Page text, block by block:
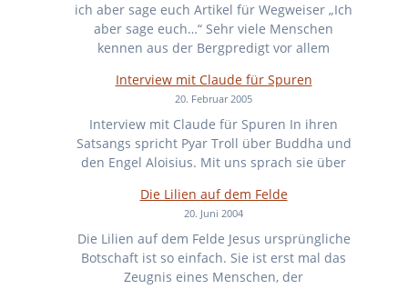
ich aber sage euch Artikel für Wegweiser „Ich
aber sage euch…“ Sehr viele Menschen
kennen aus der Bergpredigt vor allem
Interview mit Claude für Spuren
20. Februar 2005
Interview mit Claude für Spuren In ihren
Satsangs spricht Pyar Troll über Buddha und
den Engel Aloisius. Mit uns sprach sie über
Die Lilien auf dem Felde
20. Juni 2004
Die Lilien auf dem Felde Jesus ursprüngliche
Botschaft ist so einfach. Sie ist erst mal das
Zeugnis eines Menschen, der